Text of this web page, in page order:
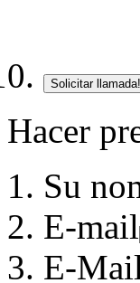
Solicitar llamada!
Hacer
Su
E-mail
E-